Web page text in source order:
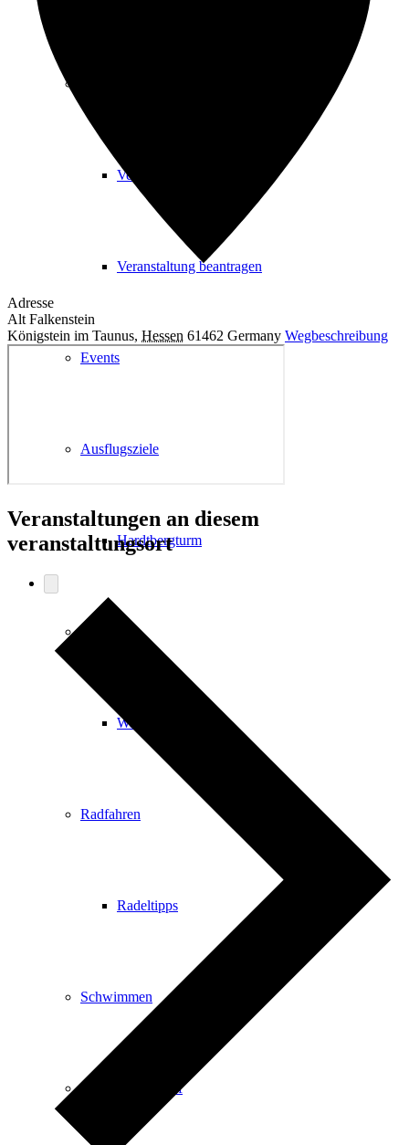
Veranstaltungskalender
Veranstaltung beantragen
Events
Ausflugsziele
Hardtbergturm
Wandertipps
Radfahren
Radeltipps
Schwimmen
Kartenvorverkauf
Adresse
Alt Falkenstein
Königstein im Taunus, Hessen 61462 Germany Wegbeschreibung
Veranstaltungen an diesem
veranstaltungsort